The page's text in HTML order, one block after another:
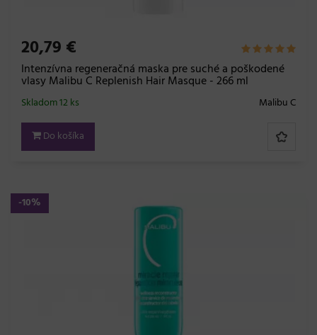
20,79 €
Intenzívna regeneračná maska ​​pre suché a poškodené
vlasy Malibu C Replenish Hair Masque - 266 ml
Malibu C
Skladom 12 ks
Do košíka
-10%